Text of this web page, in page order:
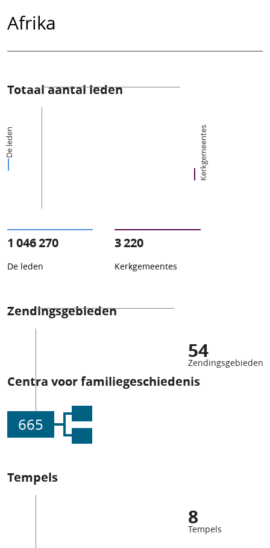
Afrika
Totaal aantal leden
De leden Kerkgemeentes
1 046 270
De leden
3 220
Kerkgemeentes
Zendingsgebieden
54
Zendingsgebieden
Centra voor familiegeschiedenis
665
Tempels
8
Tempels